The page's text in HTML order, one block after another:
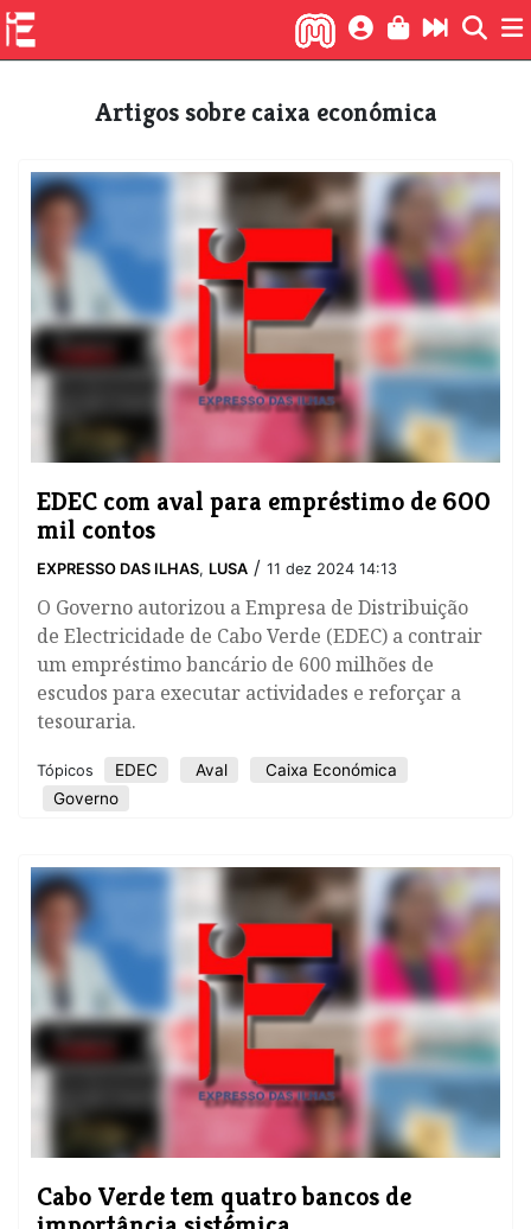
Artigos sobre caixa económica
EDEC com aval para empréstimo de 600
mil contos
EXPRESSO DAS ILHAS, LUSA / 11 dez 2024 14:13
O Governo autorizou a Empresa de Distribuição
de Electricidade de Cabo Verde (EDEC) a contrair
um empréstimo bancário de 600 milhões de
escudos para executar actividades e reforçar a
tesouraria.
Tópicos EDEC Aval
Caixa Económica
Governo
Cabo Verde tem quatro bancos de